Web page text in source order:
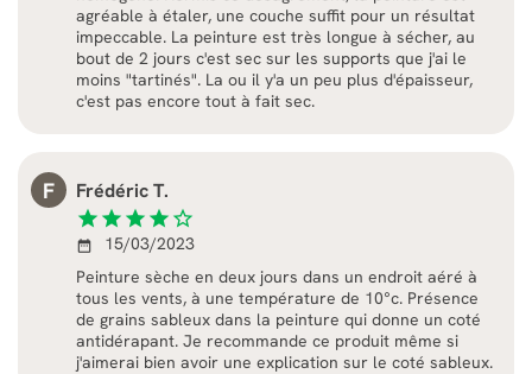
agréable à étaler, une couche suffit pour un résultat
impeccable. La peinture est très longue à sécher, au
bout de 2 jours c'est sec sur les supports que j'ai le
moins "tartinés". La ou il y'a un peu plus d'épaisseur,
c'est pas encore tout à fait sec.
F Frédéric T.
star star star star star_border
date_range
15/03/2023
Peinture sèche en deux jours dans un endroit aéré à
tous les vents, à une température de 10°c. Présence
de grains sableux dans la peinture qui donne un coté
antidérapant. Je recommande ce produit même si
j'aimerai bien avoir une explication sur le coté sableux.